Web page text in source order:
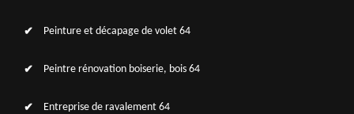
Peinture et décapage de volet 64
Peintre rénovation boiserie, bois 64
Entreprise de ravalement 64